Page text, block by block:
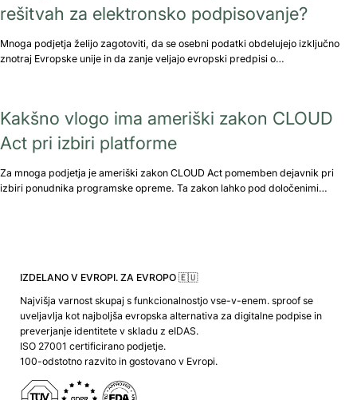
rešitvah za elektronsko podpisovanje?
Mnoga podjetja želijo zagotoviti, da se osebni podatki obdelujejo izključno
znotraj Evropske unije in da zanje veljajo evropski predpisi o…
Kakšno vlogo ima ameriški zakon CLOUD
Act pri izbiri platforme
Za mnoga podjetja je ameriški zakon CLOUD Act pomemben dejavnik pri
izbiri ponudnika programske opreme. Ta zakon lahko pod določenimi…
IZDELANO V EVROPI. ZA EVROPO 🇪🇺
Najvišja varnost skupaj s funkcionalnostjo vse-v-enem. sproof se
uveljavlja kot najboljša evropska alternativa za digitalne podpise in
preverjanje identitete v skladu z eIDAS.
ISO 27001 certificirano podjetje.
100-odstotno razvito in gostovano v Evropi.